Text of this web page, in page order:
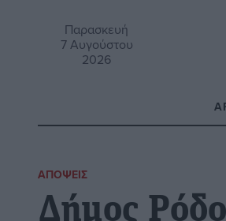
Παρασκευή
7 Αυγούστου
2026
ΑΠΌΨΕΙΣ
Δήμος